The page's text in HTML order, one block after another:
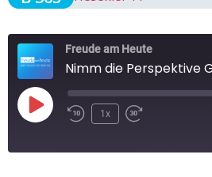
Freude am Heute
Nimm die Perspektive
1x